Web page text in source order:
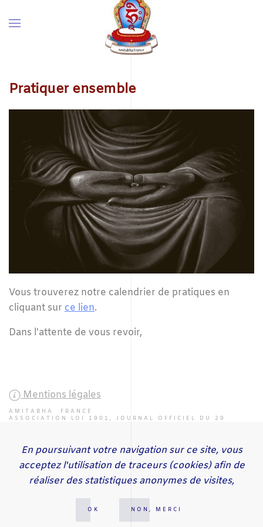
En poursuivant votre navigation sur ce site, vous
acceptez l'utilisation de traceurs (cookies) afin de
réaliser des statistiques anonymes de visites,
OK NON, MERCI
Pratiquer ensemble
Vous trouverez notre calendrier de pratiques en
cliquant sur ce lien.
Dans l'attente de vous revoir,
Mentions légales
AMITABHA FRANCE
ASSOCIATION LOI 1901, JOURNAL OFFICIEL DU 29
ACTUALITÉS ÉVÉNEMENTS PROJETS
CENTRES
PRATIQUES
CONTACT
SE GALO RINPOCHE
SE AYANG RINPOCHE